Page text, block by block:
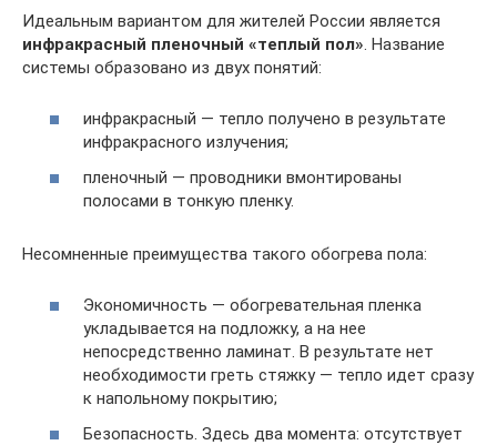
Идеальным вариантом для жителей России является
инфракрасный пленочный «теплый пол». Название
системы образовано из двух понятий:
инфракрасный — тепло получено в результате
инфракрасного излучения;
пленочный — проводники вмонтированы
полосами в тонкую пленку.
Несомненные преимущества такого обогрева пола:
Экономичность — обогревательная пленка
укладывается на подложку, а на нее
непосредственно ламинат. В результате нет
необходимости греть стяжку — тепло идет сразу
к напольному покрытию;
Безопасность. Здесь два момента: отсутствует